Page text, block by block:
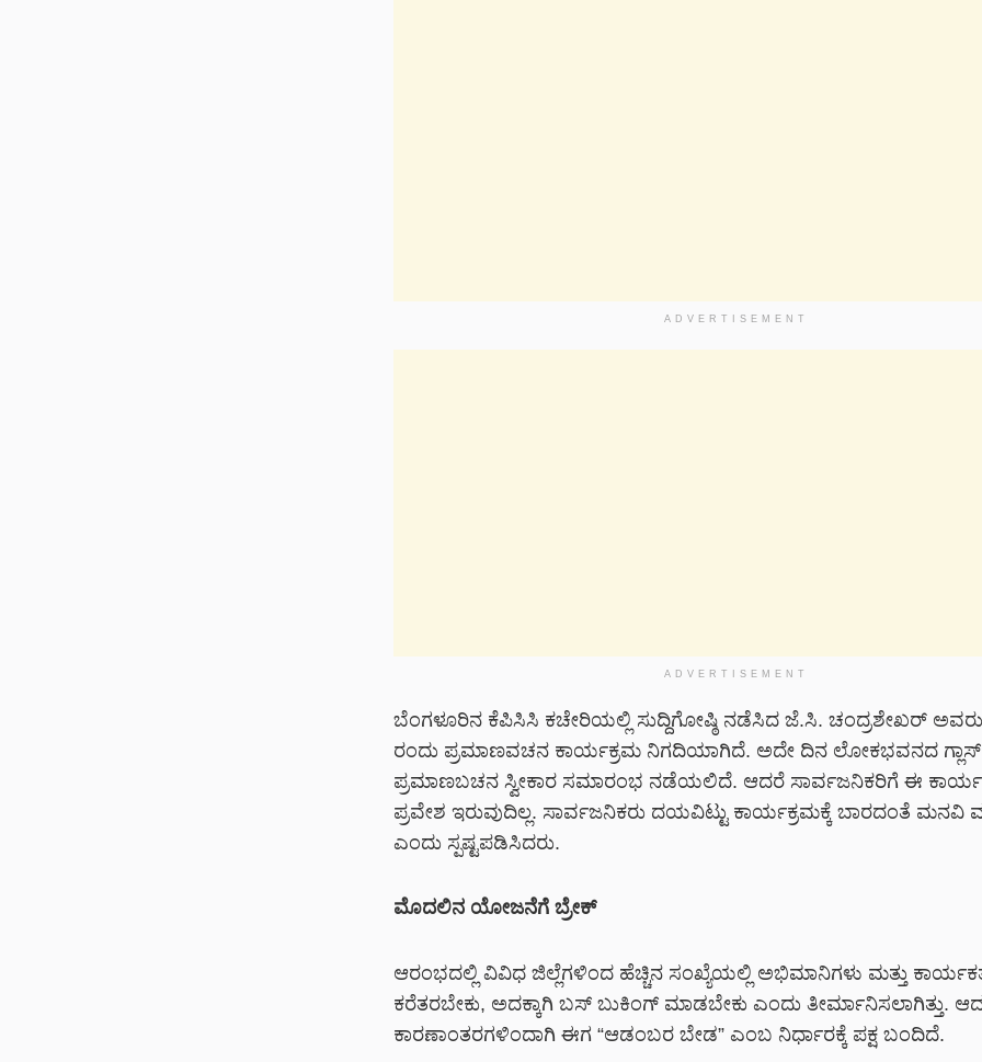
ADVERTISEMENT
ADVERTISEMENT
ಬೆಂಗಳೂರಿನ ಕೆಪಿಸಿಸಿ ಕಚೇರಿಯಲ್ಲಿ ಸುದ್ದಿಗೋಷ್ಠಿ ನಡೆಸಿದ ಜೆ.ಸಿ. ಚಂದ್ರಶೇಖರ್
ರಂದು ಪ್ರಮಾಣವಚನ ಕಾರ್ಯಕ್ರಮ ನಿಗದಿಯಾಗಿದೆ. ಅದೇ ದಿನ ಲೋಕಭವನದ
ಪ್ರಮಾಣಬಚನ ಸ್ವೀಕಾರ ಸಮಾರಂಭ ನಡೆಯಲಿದೆ. ಆದರೆ ಸಾರ್ವಜನಿಕರಿಗೆ ಈ
ಪ್ರವೇಶ ಇರುವುದಿಲ್ಲ. ಸಾರ್ವಜನಿಕರು ದಯವಿಟ್ಟು ಕಾರ್ಯಕ್ರಮಕ್ಕೆ ಬಾರದಂತೆ ಮನವಿ
ಎಂದು ಸ್ಪಷ್ಟಪಡಿಸಿದರು.
ಮೊದಲಿನ ಯೋಜನೆಗೆ ಬ್ರೇಕ್
ಆರಂಭದಲ್ಲಿ ವಿವಿಧ ಜಿಲ್ಲೆಗಳಿಂದ ಹೆಚ್ಚಿನ ಸಂಖ್ಯೆಯಲ್ಲಿ ಅಭಿಮಾನಿಗಳು ಮತ್ತು
ಕರೆತರಬೇಕು, ಅದಕ್ಕಾಗಿ ಬಸ್ ಬುಕಿಂಗ್ ಮಾಡಬೇಕು ಎಂದು ತೀರ್ಮಾನಿಸಲಾಗಿತ್ತು.
ಕಾರಣಾಂತರಗಳಿಂದಾಗಿ ಈಗ “ಆಡಂಬರ ಬೇಡ”ಎಂಬ ನಿರ್ಧಾರಕ್ಕೆ ಪಕ್ಷ ಬಂದಿದೆ.